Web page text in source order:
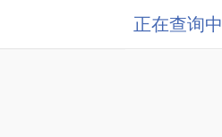
正在查询中